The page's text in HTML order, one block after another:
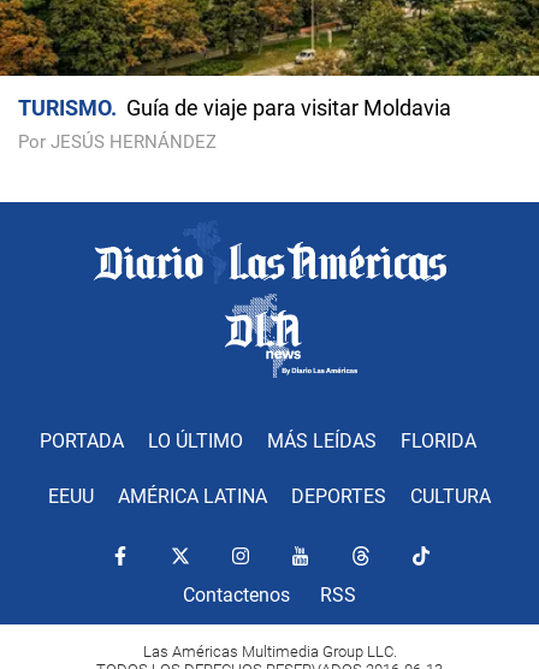
TURISMO Guía de viaje para visitar Moldavia
Por JESÚS HERNÁNDEZ
PORTADA LO ÚLTIMO MÁS LEÍDAS FLORIDA
EEUU AMÉRICA LATINA DEPORTES CULTURA
Contactenos RSS
Las Américas Multimedia Group LLC.